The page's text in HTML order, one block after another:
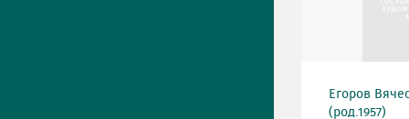
Егоров
(род.1957)